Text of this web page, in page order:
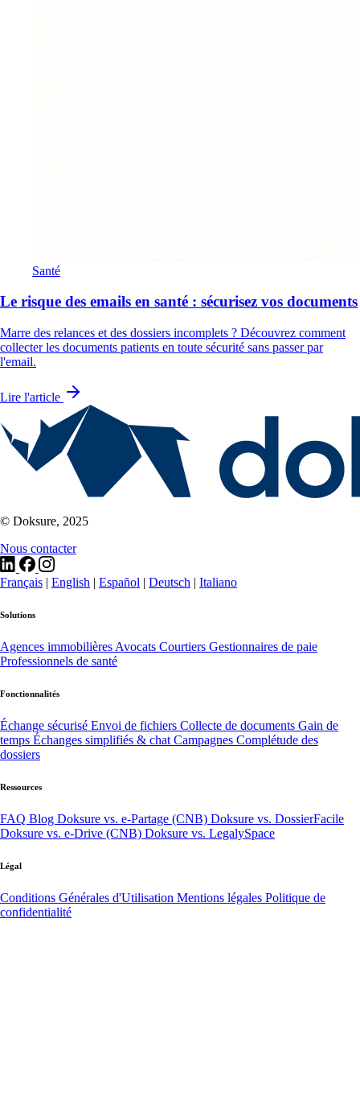
Santé
Le risque des emails en santé : sécurisez vos documents
Marre des relances et des dossiers incomplets ? Découvrez comment
collecter les documents patients en toute sécurité sans passer par
l'email.
Lire l'article
© Doksure, 2025
Nous contacter
Français | English | Español | Deutsch | Italiano
Solutions
Agences immobilières Avocats Courtiers Gestionnaires de paie
Professionnels de santé
Fonctionnalités
Échange sécurisé Envoi de fichiers Collecte de documents Gain de
temps Échanges simplifiés & chat Campagnes Complétude des
dossiers
Ressources
FAQ Blog Doksure vs. e-Partage (CNB) Doksure vs. DossierFacile
Doksure vs. e-Drive (CNB) Doksure vs. LegalySpace
Légal
Conditions Générales d'Utilisation Mentions légales Politique de
confidentialité